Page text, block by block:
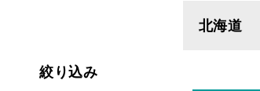
絞り込み
北海道